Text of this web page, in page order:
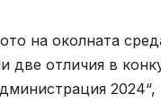
на околната
две отличия в
2024“,